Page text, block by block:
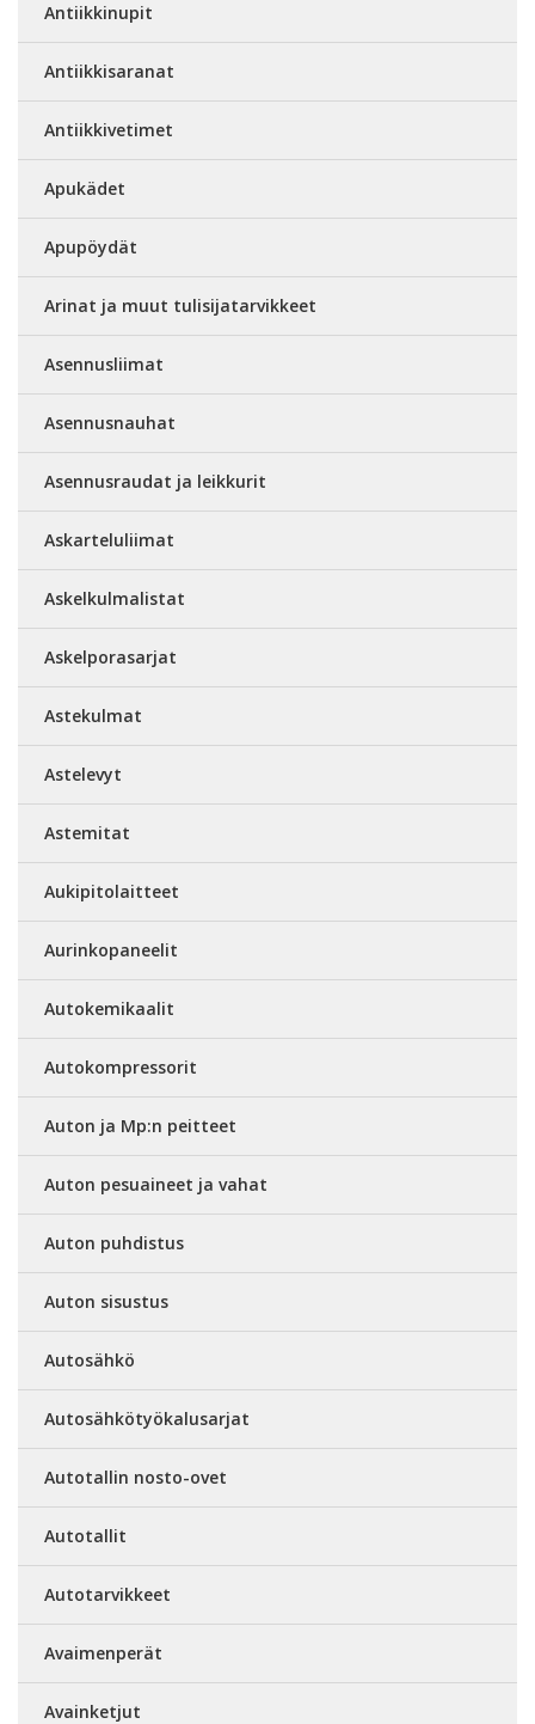
Antiikkinupit
Antiikkisaranat
Antiikkivetimet
Apukädet
Apupöydät
Arinat ja muut tulisijatarvikkeet
Asennusliimat
Asennusnauhat
Asennusraudat ja leikkurit
Askarteluliimat
Askelkulmalistat
Askelporasarjat
Astekulmat
Astelevyt
Astemitat
Aukipitolaitteet
Aurinkopaneelit
Autokemikaalit
Autokompressorit
Auton ja Mp:n peitteet
Auton pesuaineet ja vahat
Auton puhdistus
Auton sisustus
Autosähkö
Autosähkötyökalusarjat
Autotallin nosto-ovet
Autotallit
Autotarvikkeet
Avaimenperät
Avainketjut